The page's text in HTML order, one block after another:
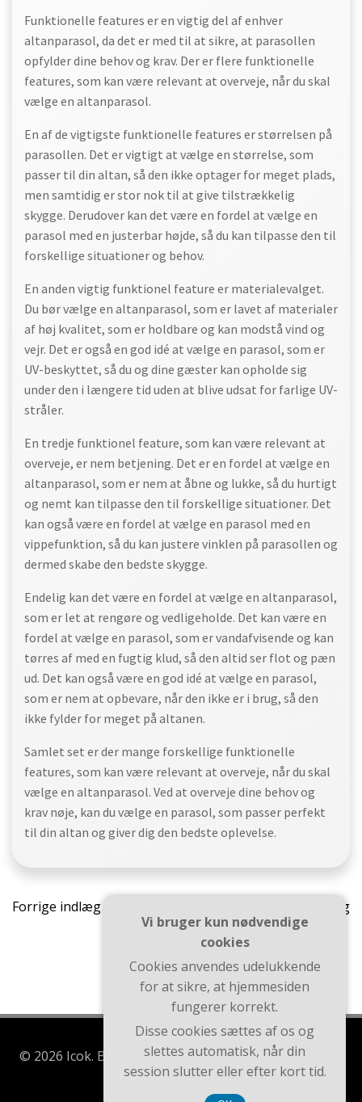
Funktionelle features er en vigtig del af enhver
altanparasol, da det er med til at sikre, at parasollen
opfylder dine behov og krav. Der er flere funktionelle
features, som kan være relevant at overveje, når du skal
vælge en altanparasol.
En af de vigtigste funktionelle features er størrelsen på
parasollen. Det er vigtigt at vælge en størrelse, som
passer til din altan, så den ikke optager for meget plads,
men samtidig er stor nok til at give tilstrækkelig
skygge. Derudover kan det være en fordel at vælge en
parasol med en justerbar højde, så du kan tilpasse den til
forskellige situationer og behov.
En anden vigtig funktionel feature er materialevalget.
Du bør vælge en altanparasol, som er lavet af materialer
af høj kvalitet, som er holdbare og kan modstå vind og
vejr. Det er også en god idé at vælge en parasol, som er
UV-beskyttet, så du og dine gæster kan opholde sig
under den i længere tid uden at blive udsat for farlige UV-
stråler.
En tredje funktionel feature, som kan være relevant at
overveje, er nem betjening. Det er en fordel at vælge en
altanparasol, som er nem at åbne og lukke, så du hurtigt
og nemt kan tilpasse den til forskellige situationer. Det
kan også være en fordel at vælge en parasol med en
vippefunktion, så du kan justere vinklen på parasollen og
dermed skabe den bedste skygge.
Endelig kan det være en fordel at vælge en altanparasol,
som er let at rengøre og vedligeholde. Det kan være en
fordel at vælge en parasol, som er vandafvisende og kan
tørres af med en fugtig klud, så den altid ser flot og pæn
ud. Det kan også være en god idé at vælge en parasol,
som er nem at opbevare, når den ikke er i brug, så den
ikke fylder for meget på altanen.
Samlet set er der mange forskellige funktionelle
features, som kan være relevant at overveje, når du skal
vælge en altanparasol. Ved at overveje dine behov og
krav nøje, kan du vælge en parasol, som passer perfekt
til din altan og giver dig den bedste oplevelse.
Indlægsnavigation
Forrige indlæg Næste indlæg
© 2026 Icok. Bygget ved at bruge WordPress og Brite
Theme .
Vi bruger kun nødvendige
cookies
Cookies anvendes udelukkende
for at sikre, at hjemmesiden
fungerer korrekt.
Disse cookies sættes af os og
slettes automatisk, når din
session slutter eller efter kort tid.